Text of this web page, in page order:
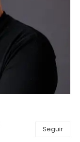
Seguir